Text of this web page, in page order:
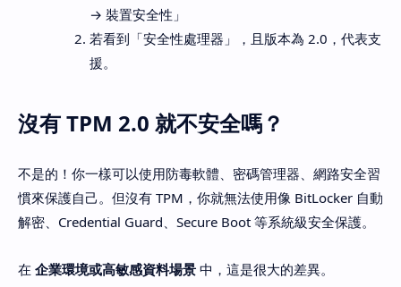
→ 裝置安全性」
若看到「安全性處理器」，且版本為 2.0，代表支
援。
沒有 TPM 2.0 就不安全嗎？
不是的！你一樣可以使用防毒軟體、密碼管理器、網路安全習
慣來保護自己。但沒有 TPM，你就無法使用像 BitLocker 自動
解密、Credential Guard、Secure Boot 等系統級安全保護。
在 企業環境或高敏感資料場景 中，這是很大的差異。